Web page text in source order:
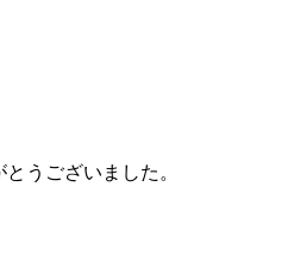
うございました。